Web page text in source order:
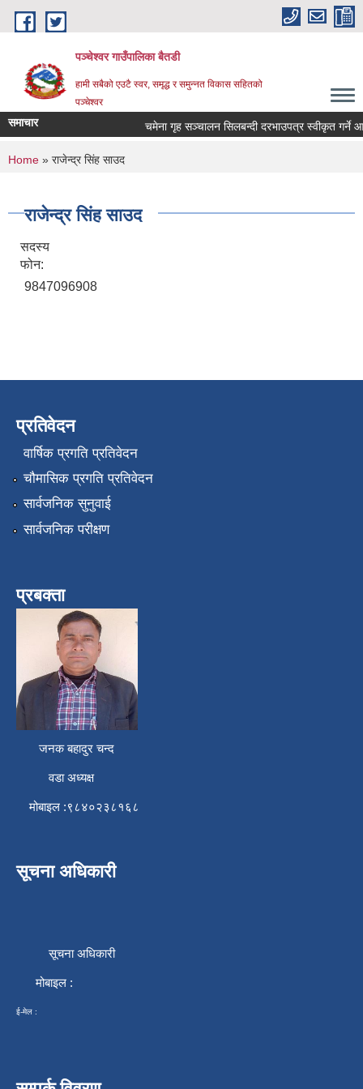
Skip to main content
पञ्चेश्वर गाउँपालिका बैतडी
हामी सबैको एउटै स्वर, समृद्ध र समुन्नत विकास सहितको
पञ्चेश्वर
समाचार चमेना गृह सञ्‍चालन सिलबन्दी दरभाउपत्र स्वीकृत गर्ने
You are here
Home » राजेन्द्र सिंह साउद
राजेन्द्र सिंह साउद
सदस्य
फोन:
9847096908
प्रतिवेदन
वार्षिक प्रगति प्रतिवेदन
चौमासिक प्रगति प्रतिवेदन
सार्वजनिक सुनुवाई
सार्वजनिक परीक्षण
प्रबक्ता
जनक बहादुर चन्द
वडा अध्यक्ष
मोबाइल :९८४०२३८१६८
सूचना अधिकारी
सूचना अधिकारी
मोबाइल :
ई-मेल :